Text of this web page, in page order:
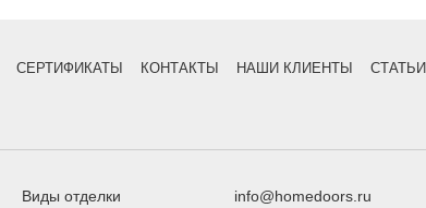
СЕРТИФИКАТЫ КОНТАКТЫ НАШИ КЛИЕНТЫ СТАТЬИ
Виды отделки info@homedoors.ru